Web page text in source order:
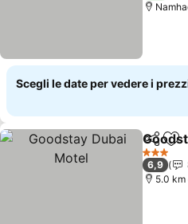
Scegli le date per vedere i
3 Stelle
6,9
5.0 km